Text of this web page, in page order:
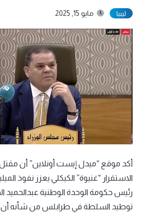
ليبيا مايو 15, 2025
أكد موقع “ميدل إيست أونلاين” أن
الاستقرار “غنيوة” الكيكلي يعزز نفوذ
رئيس حكومة الوحدة الوطنية عبدالحميد
توطيد السلطة في طرابلس من شأنه أن